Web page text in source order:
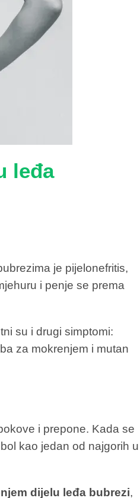
leđa
je pijelonefritis,
i penje se prema
su i drugi simptomi:
za mokrenjem i mutan
i prepone. Kada se
kao jedan od najgorih u
dijelu leđa bubrezi,